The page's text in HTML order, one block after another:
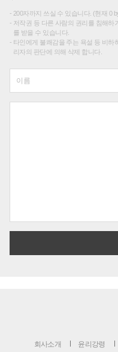
200자까지 쓰실 수 있습니다. (현재 0
저작권 등 다른 사람의 권리를 침해하
를 받을 수 있습니다.
타인에게 불쾌감을 주는 욕설 등 비
리자의 판단에 의해 삭제 합니다.
회사소개 윤리강령